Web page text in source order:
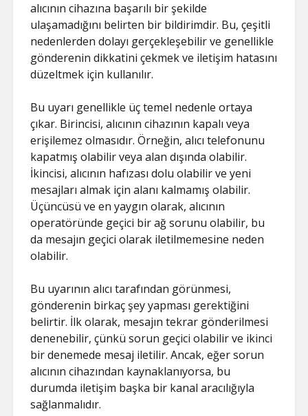
alıcının cihazına başarılı bir şekilde
ulaşamadığını belirten bir bildirimdir. Bu, çeşitli
nedenlerden dolayı gerçekleşebilir ve genellikle
gönderenin dikkatini çekmek ve iletişim hatasını
düzeltmek için kullanılır.
Bu uyarı genellikle üç temel nedenle ortaya
çıkar. Birincisi, alıcının cihazının kapalı veya
erişilemez olmasıdır. Örneğin, alıcı telefonunu
kapatmış olabilir veya alan dışında olabilir.
İkincisi, alıcının hafızası dolu olabilir ve yeni
mesajları almak için alanı kalmamış olabilir.
Üçüncüsü ve en yaygın olarak, alıcının
operatöründe geçici bir ağ sorunu olabilir, bu
da mesajın geçici olarak iletilmemesine neden
olabilir.
Bu uyarının alıcı tarafından görünmesi,
gönderenin birkaç şey yapması gerektiğini
belirtir. İlk olarak, mesajın tekrar gönderilmesi
denenebilir, çünkü sorun geçici olabilir ve ikinci
bir denemede mesaj iletilir. Ancak, eğer sorun
alıcının cihazından kaynaklanıyorsa, bu
durumda iletişim başka bir kanal aracılığıyla
sağlanmalıdır.